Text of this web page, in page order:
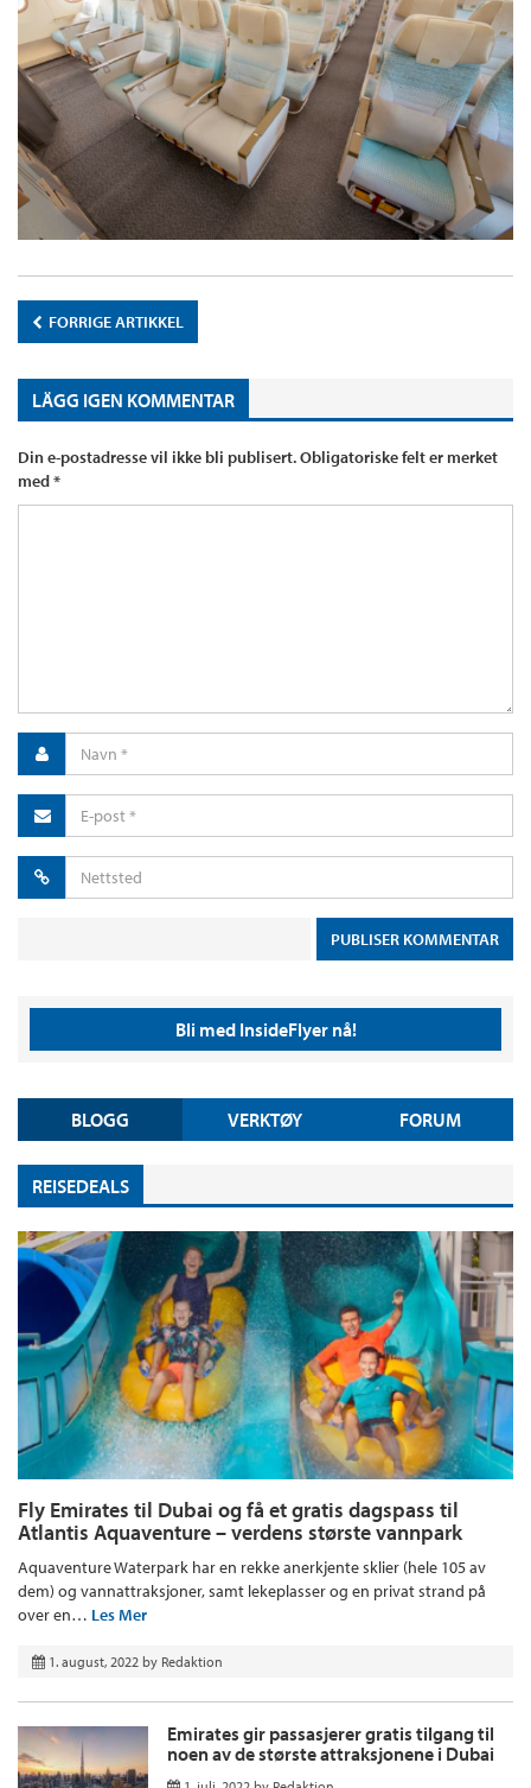
FORRIGE ARTIKKEL
LÄGG IGEN KOMMENTAR
Din e-postadresse vil ikke bli publisert.Obligatoriske felt er merket
med*
Bli med InsideFlyer nå!
BLOGG VERKTØY FORUM
REISEDEALS
Fly Emirates til Dubai og få et gratis dagspass til
Atlantis Aquaventure – verdens største vannpark
Aquaventure Waterpark har en rekke anerkjente sklier (hele 105 av
dem) og vannattraksjoner, samt lekeplasser og en privat strand på
over en… Les Mer
1. august, 2022 by Redaktion
Emirates gir passasjerer gratis tilgang til
noen av de største attraksjonene i Dubai